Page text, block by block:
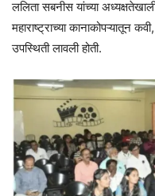
ललिता सबनीस यांच्या
महाराष्ट्राच्या कानाकोपऱ्यातून
उपस्थिती लावली होती.